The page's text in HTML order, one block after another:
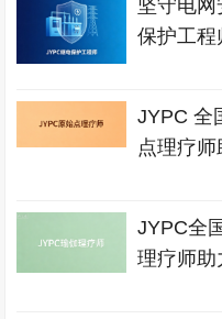
坚守电
保护工程
JYPC 全
点理疗
JYPC全
理疗师助